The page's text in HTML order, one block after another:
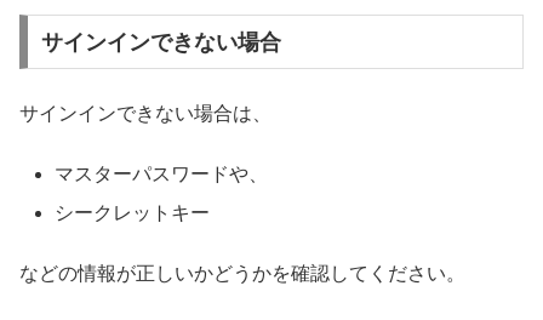
サインインできない場合
サインインできない場合は、
マスターパスワードや、
シークレットキー
などの情報が正しいかどうかを確認してください。